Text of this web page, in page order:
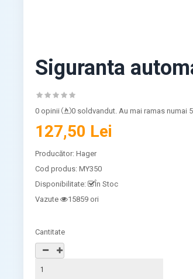
Siguranta
0 opinii 0 soldvandut. Au mai ramas numai
127,50 Lei
Producător:Hager
Cod produs:MY350
Disponibilitate:
În Stoc
Vazute
15859 ori
Cantitate